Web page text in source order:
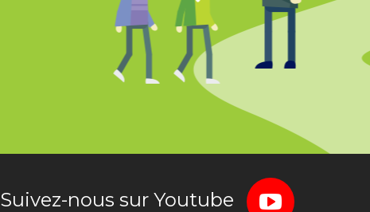
Suivez-nous sur Youtube